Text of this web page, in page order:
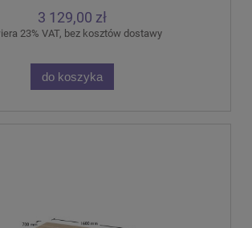
3 129,00 zł
23% VAT, bez kosztów dostawy
do koszyka